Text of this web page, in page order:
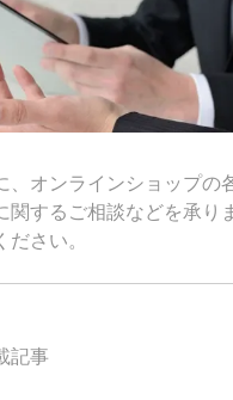
、オンラインショップの
関するご相談などを承り
さい。
記事